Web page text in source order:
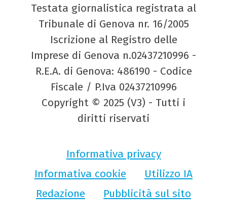
Testata giornalistica registrata al
Tribunale di Genova nr. 16/2005
Iscrizione al Registro delle
Imprese di Genova n.02437210996 -
R.E.A. di Genova: 486190 - Codice
Fiscale / P.Iva 02437210996
Copyright © 2025 (V3) - Tutti i
diritti riservati
Informativa privacy
Informativa cookie
Utilizzo IA
Redazione
Pubblicità sul sito